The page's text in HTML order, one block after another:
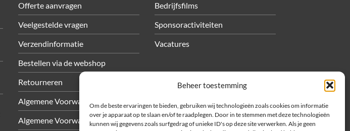
Beheer toestemming
Om de beste ervaringen te bieden, gebruiken wij technologieën zoals cookies om informatie
over je apparaat op te slaan en/of te raadplegen. Door in te stemmen met deze technologieën
kunnen wij gegevens zoals surfgedrag of unieke ID's op deze site verwerken. Als je geen
Offerte aanvragen
Veelgestelde vragen
Verzendinformatie
Bestellen via de webshop
Retourneren
Algemene Voorwaarden
Algemene Voorwaarden Webshop
Bedrijfsfilms
Sponsoractiviteiten
Vacatures